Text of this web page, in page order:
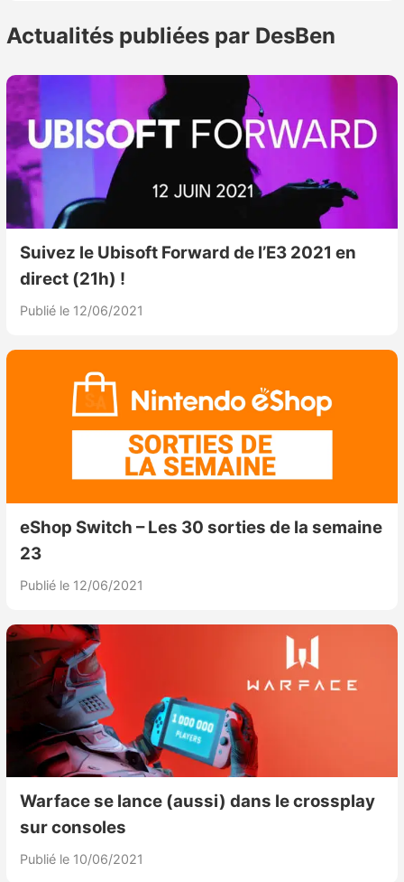
Nintendo Direct
Tests et previews
Tests de jeux
Tests d’accessoires
Autres tests
Previews
Précommandes jeux Switch 2
Sorties de jeux
Bons plans
Guides
Actualités publiées par DesBen
Suivez le Ubisoft Forward de l’E3 2021 en
direct (21h) !
Publié le 12/06/2021
eShop Switch – Les 30 sorties de la semaine
23
Publié le 12/06/2021
Warface se lance (aussi) dans le crossplay
sur consoles
Publié le 10/06/2021